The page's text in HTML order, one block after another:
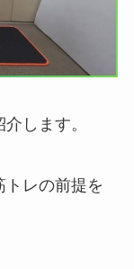
します。
レの前提を